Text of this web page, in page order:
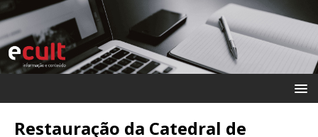
Restauração da Catedral de